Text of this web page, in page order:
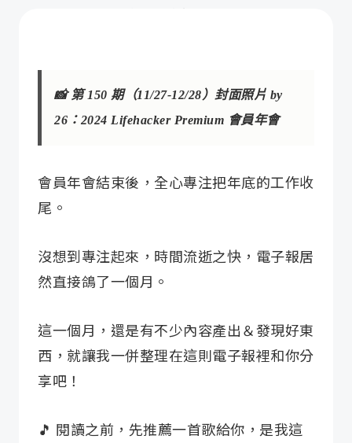
🧧 Imagen 3：AI 生成寶可夢拜年圖
回顧・去年的重要復盤和思考
本期週報相關的本站文章
📸 第 150 期（11/27-12/28）封面照片 by
26：2024 Lifehacker Premium 會員年會
會員年會結束後，全心專注把年底的工作收
尾。
沒想到專注起來，時間流逝之快，電子報居
然直接鴿了一個月。
這一個月，還是有不少內容產出＆發現好東
西，就讓我一併整理在這則電子報裡和你分
享吧！
🎵 閱讀之前，先推薦一首歌給你，是我這